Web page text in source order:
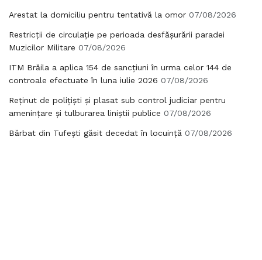
Arestat la domiciliu pentru tentativă la omor 07/08/2026
Restricții de circulație pe perioada desfășurării paradei
Muzicilor Militare 07/08/2026
ITM Brăila a aplica 154 de sancțiuni în urma celor 144 de
controale efectuate în luna iulie 2026 07/08/2026
Reținut de polițiști și plasat sub control judiciar pentru
amenințare și tulburarea liniștii publice 07/08/2026
Bărbat din Tufești găsit decedat în locuință 07/08/2026